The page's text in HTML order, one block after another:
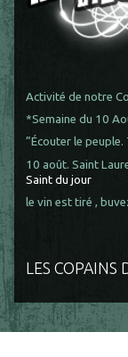
Activité de notre
*Semaine du 10
”Écouter le
10 août. Saint
Saint du jour
le vin est tiré ,
LES COPAINS